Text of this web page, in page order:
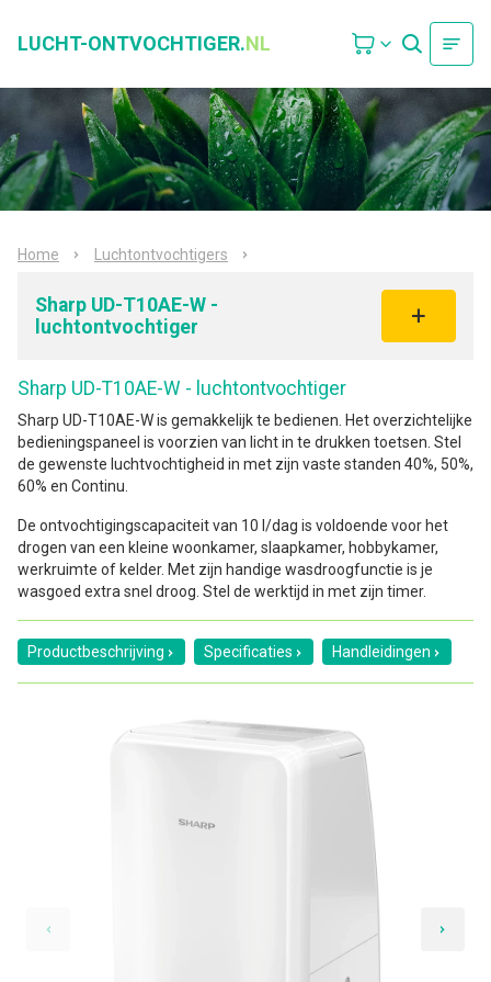
LUCHT-ONTVOCHTIGER.NL
Home Luchtontvochtigers
Sharp UD-T10AE-W -
luchtontvochtiger
Sharp UD-T10AE-W - luchtontvochtiger
Sharp UD-T10AE-W is gemakkelijk te bedienen. Het overzichtelijke
bedieningspaneel is voorzien van licht in te drukken toetsen. Stel
de gewenste luchtvochtigheid in met zijn vaste standen 40%, 50%,
60% en Continu.
De ontvochtigingscapaciteit van 10 l/dag is voldoende voor het
drogen van een kleine woonkamer, slaapkamer, hobbykamer,
werkruimte of kelder. Met zijn handige wasdroogfunctie is je
wasgoed extra snel droog. Stel de werktijd in met zijn timer.
Productbeschrijving Specificaties Handleidingen